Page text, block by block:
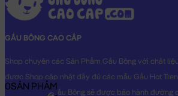
GẤU BÔNG CAO CẤP
Shop chuyên các Sản Phẩm Gấu Bông với chất
được Shop cập nhật đầy đủ các mẫu Gấu Hot
Original nhất. Gấu Bông sẽ được bảo hành đường
0SẢN PHẨM